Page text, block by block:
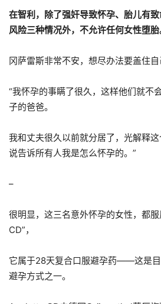
在智利，除了强奸导致怀孕、胎儿有
风险三种情况外，不允许任何女性堕胎
冈萨雷斯非常不安，想尽办法要盖住自
“我怀孕的事瞒了很久，这样他们就不
子的爸爸。
我和丈夫很久以前就分居了，光解释
说告诉所有人我是怎么怀孕的。”
–
很明显，这三名意外怀孕的女性，都
CD”，
它属于28天复合口服避孕药——这是
避孕方式之一。